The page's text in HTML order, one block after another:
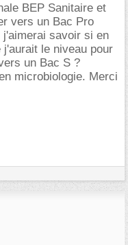
BEP Sanitaire et
vers un Bac Pro
savoir si en
le niveau pour
un Bac S ?
microbiologie. Merci